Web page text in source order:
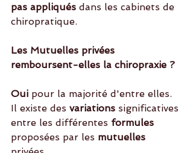
pas appliqués dans les cabinets de
chiropratique.
Les Mutuelles privées
remboursent-elles la chiropraxie ?
Oui pour la majorité d'entre elles.
Il existe des variations significatives
entre les différentes formules
proposées par les mutuelles